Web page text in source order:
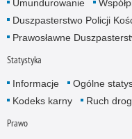
Umundurowanie
Duszpasterstwo Policji
Prawosławne
Statystyka
Informacje Ogólne
Kodeks karny
Ruch
Prawo